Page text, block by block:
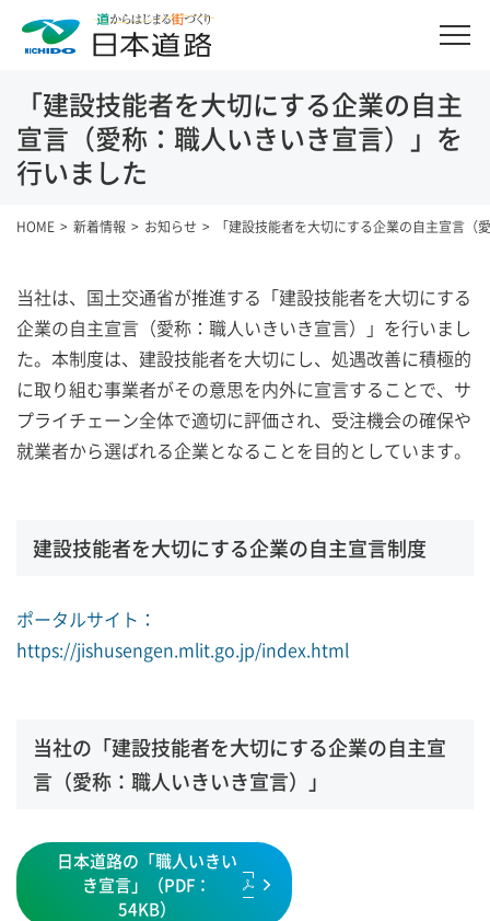
「建設技能者を大切にする企業の自主
宣言（愛称：職人いきいき宣言）」を
行いました
HOME 新着情報 お知らせ 「建設技能者を大切にする企業の自主宣言
当社は、国土交通省が推進する「建設技能者を大切にする
企業の自主宣言（愛称：職人いきいき宣言）」を行いまし
た。本制度は、建設技能者を大切にし、処遇改善に積極的
に取り組む事業者がその意思を内外に宣言することで、サ
プライチェーン全体で適切に評価され、受注機会の確保や
就業者から選ばれる企業となることを目的としています。
建設技能者を大切にする企業の自主宣言制度
ポータルサイト：
https://jishusengen.mlit.go.jp/index.html
当社の「建設技能者を大切にする企業の自主宣
言（愛称：職人いきいき宣言）」
日本道路の「職人いきい
き宣言」（PDF：
54KB）